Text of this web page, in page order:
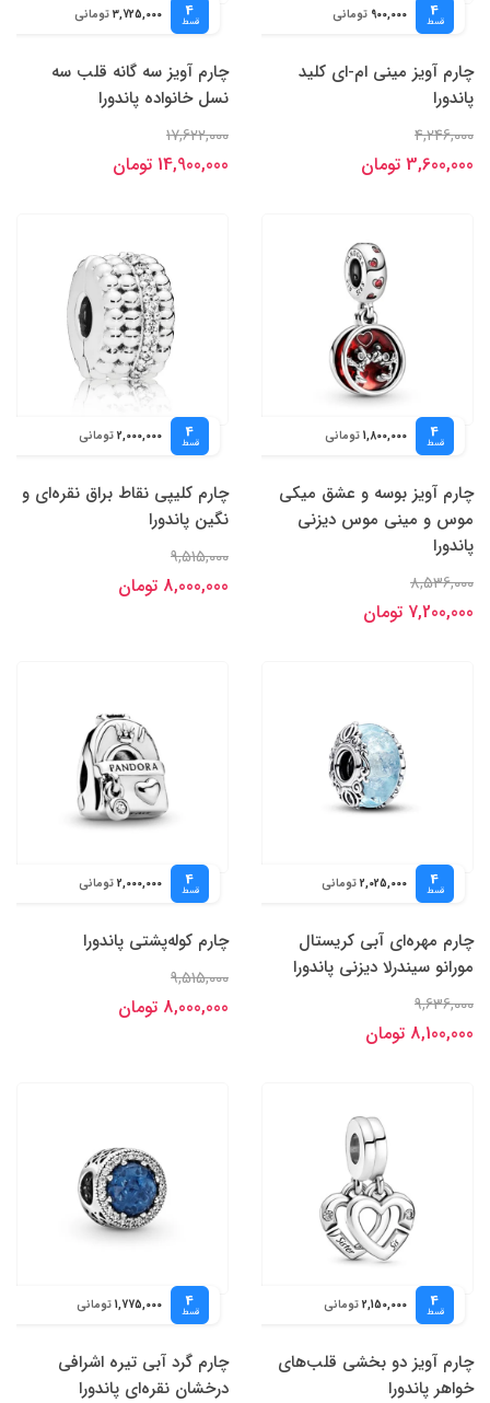
4
قسط 900,000 تومانی
چارم آویز مینی ام-ای کلید
پاندورا
4,246,000
3,600,000 تومان
4
قسط 3,725,000 تومانی
چارم آویز سه گانه قلب سه
نسل خانواده پاندورا
17,622,000
14,900,000 تومان
4
قسط 1,800,000 تومانی
چارم آویز بوسه و عشق میکی
موس و مینی موس دیزنی
پاندورا
8,536,000
7,200,000 تومان
4
قسط 2,000,000 تومانی
چارم کلیپی نقاط براق نقره‌ای و
نگین پاندورا
9,515,000
8,000,000 تومان
4
قسط 2,025,000 تومانی
چارم مهره‌ای آبی کریستال
مورانو سیندرلا دیزنی پاندورا
9,636,000
8,100,000 تومان
4
قسط 2,000,000 تومانی
چارم کوله‌پشتی پاندورا
9,515,000
8,000,000 تومان
4
قسط 2,150,000 تومانی
چارم آویز دو بخشی قلب‌های
خواهر پاندورا
4
قسط 1,775,000 تومانی
چارم گرد آبی تیره اشرافی
درخشان نقره‌ای پاندورا